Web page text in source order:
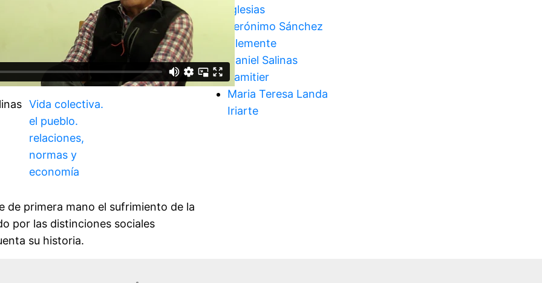
Vida colectiva.
el pueblo.
relaciones,
normas y
economía
de primera mano el sufrimiento de la
por las distinciones sociales
su historia.
Iglesias
Jerónimo Sánchez
Clemente
Daniel Salinas
Samitier
Maria Teresa Landa
Iriarte